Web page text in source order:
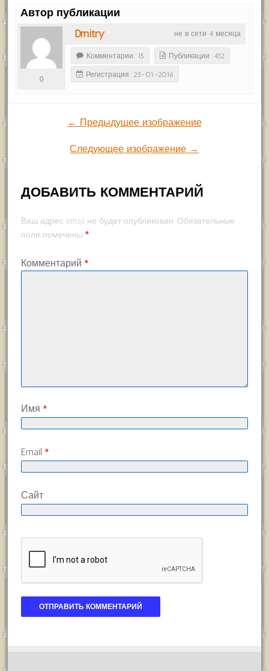
Автор публикации
не в сети 4 месяца
Dmitry
0
Комментарии: 15 Публикации: 432
Регистрация: 23-01-2016
← Предыдущее изображение
Следующее изображение →
ДОБАВИТЬ КОММЕНТАРИЙ
Ваш адрес email не будет опубликован. Обязательные
поля помечены *
Комментарий *
Имя *
Email *
Сайт